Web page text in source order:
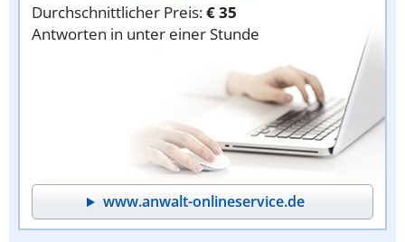
Durchschnittlicher Preis:€ 35
Antworten in unter einer Stunde
www.anwalt-onlineservice.de